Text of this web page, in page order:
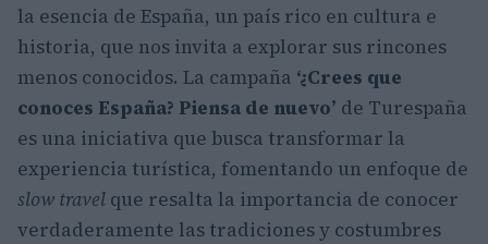
la esencia de España, un país rico en cultura e
historia, que nos invita a explorar sus rincones
menos conocidos. La campaña ‘¿Crees que
conoces España? Piensa de nuevo’ de Turespaña
es una iniciativa que busca transformar la
experiencia turística, fomentando un enfoque de
slow travel que resalta la importancia de conocer
verdaderamente las tradiciones y costumbres